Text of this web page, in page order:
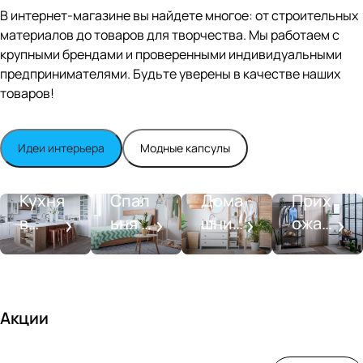
n
Whit
e
satin
В интернет-магазине вы найдете многое: от строительных
материалов до товаров для творчества. Мы работаем с
крупными брендами и проверенными индивидуальными
предпринимателями. Будьте уверены в качестве наших
товаров!
Идеи интерьера Модные капсулы
Кухня
в
стиле
Спал
ьня в
совре
Дома
шний
SPA-
Прих
ожая
со
Акции